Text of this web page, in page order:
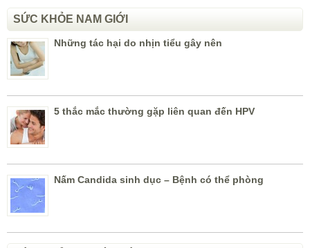
SỨC KHỎE NAM GIỚI
Những tác hại do nhịn tiểu gây nên
5 thắc mắc thường gặp liên quan đến HPV
Nấm Candida sinh dục – Bệnh có thể phòng